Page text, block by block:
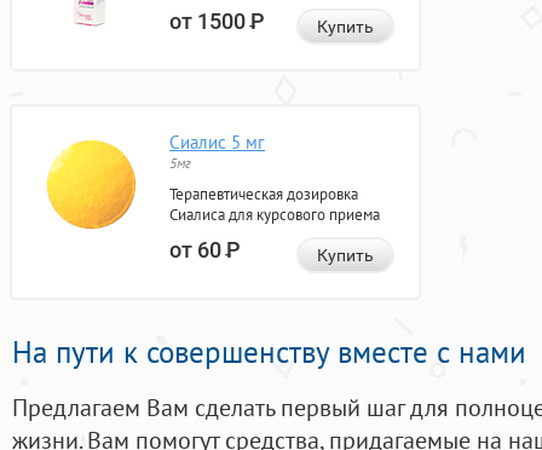
от 1500Р Купить
Сиалис 5 мг
5мг
Терапевтическая дозировка
Сиалиса для курсового приема
от 60Р Купить
На пути к совершенству вместе с нами
Предлагаем Вам сделать первый шаг для
жизни. Вам помогут средства, придагаемые на